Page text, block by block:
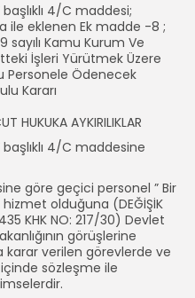
başlıklı 4/C maddesi;
ile eklenen Ek madde -8 ;
sayılı Kamu Kurum Ve
İşleri Yürütmek Üzere
Personele Ödenecek
Kararı
HUKUKA AYKIRILIKLAR
başlıklı 4/C maddesine
göre geçici personel ” Bir
olduğuna (DEĞİŞİK
KHK NO: 217/30) Devlet
görüşlerine
karar verilen görevlerde ve
sözleşme ile